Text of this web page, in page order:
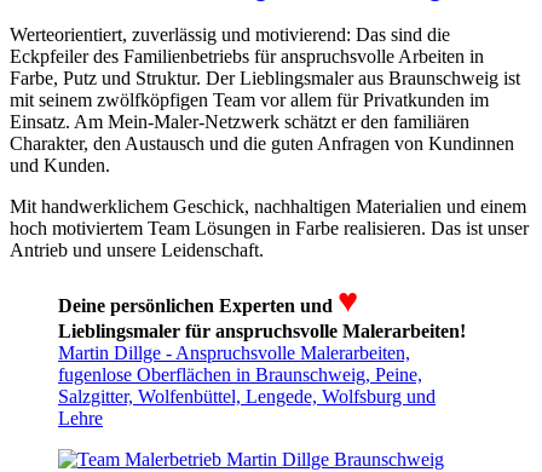
Werteorientiert, zuverlässig und motivierend: Das sind die
Eckpfeiler des Familienbetriebs für anspruchsvolle Arbeiten in
Farbe, Putz und Struktur. Der Lieblingsmaler aus Braunschweig ist
mit seinem zwölfköpfigen Team vor allem für Privatkunden im
Einsatz. Am Mein-Maler-Netzwerk schätzt er den familiären
Charakter, den Austausch und die guten Anfragen von Kundinnen
und Kunden.
Mit handwerklichem Geschick, nachhaltigen Materialien und einem
hoch motiviertem Team Lösungen in Farbe realisieren. Das ist unser
Antrieb und unsere Leidenschaft.
Deine persönlichen Experten und ♥
Lieblingsmaler für anspruchsvolle Malerarbeiten!
Martin Dillge - Anspruchsvolle Malerarbeiten,
fugenlose Oberflächen in Braunschweig, Peine,
Salzgitter, Wolfenbüttel, Lengede, Wolfsburg und
Lehre